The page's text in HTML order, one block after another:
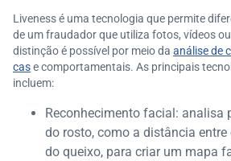
Liveness é uma tecnologia que permite
de um fraudador que utiliza fotos, vídeos
distinção é possível por meio da análise de
case comportamentais. As principais
incluem:
Reconhecimento facial: analisa
do rosto, como a distância
do queixo, para criar um mapa